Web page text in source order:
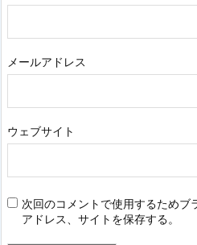
メールアドレス
ウェブサイト
次回のコメントで使用するためブ
アドレス、サイトを保存する。